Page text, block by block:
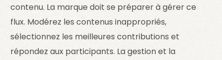
contenu. La marque doit se préparer à gérer ce
flux. Modérez les contenus inappropriés,
sélectionnez les meilleures contributions et
répondez aux participants. La gestion et la